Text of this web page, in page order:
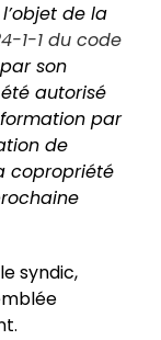
de la
1-1 du code
son
autorisé
par
de
copropriété
syndic,